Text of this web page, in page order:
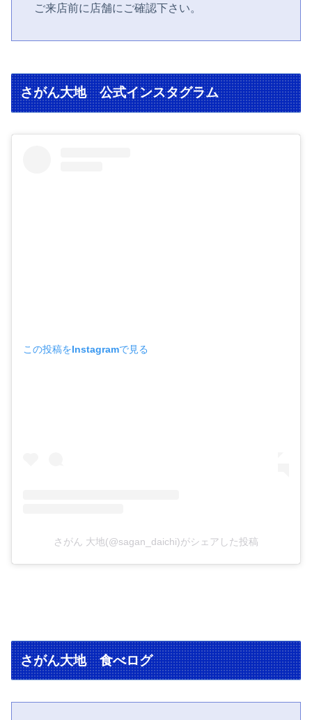
ご来店前に店舗にご確認下さい。
さがん大地 公式インスタグラム
この投稿をInstagramで見る
さがん 大地(@sagan_daichi)がシェアした投稿
さがん大地 食べログ